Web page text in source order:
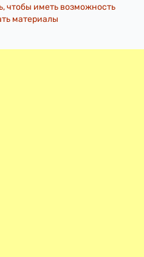
чтобы иметь возможность
материалы